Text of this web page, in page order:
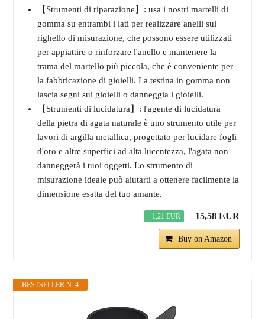
【Strumenti di riparazione】: usa i nostri martelli di
gomma su entrambi i lati per realizzare anelli sul
righello di misurazione, che possono essere utilizzati
per appiattire o rinforzare l'anello e mantenere la
trama del martello più piccola, che è conveniente per
la fabbricazione di gioielli. La testina in gomma non
lascia segni sui gioielli o danneggia i gioielli.
【Strumenti di lucidatura】: l'agente di lucidatura
della pietra di agata naturale è uno strumento utile per
lavori di argilla metallica, progettato per lucidare fogli
d'oro e altre superfici ad alta lucentezza, l'agata non
danneggerà i tuoi oggetti. Lo strumento di
misurazione ideale può aiutarti a ottenere facilmente la
dimensione esatta del tuo amante.
−1,21 EUR 15,58 EUR
Buy on Amazon
BESTSELLER N. 4